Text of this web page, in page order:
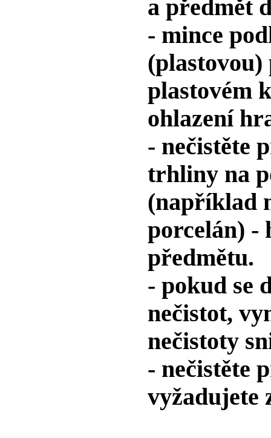
a předmět
- mince
(plastovou)
plastovém
ohlazení
- nečistěte
trhliny na
(například
porcelán) -
předmětu.
- pokud se
nečistot,
nečistoty
- nečistěte
vyžadujete